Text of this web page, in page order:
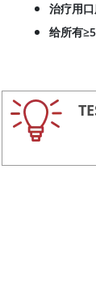
治疗用
给所有